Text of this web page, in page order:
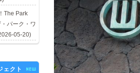
The Park
パーク・ワ
05-20)
ェクト NEW